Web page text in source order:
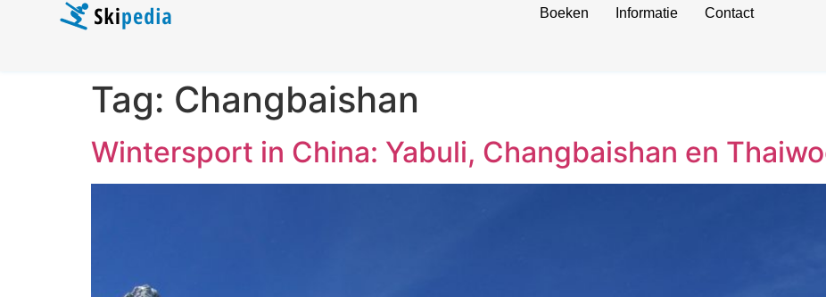
Boeken Informatie Contact
Tag: Changbaishan
Wintersport in China: Yabuli, Changbaishan en